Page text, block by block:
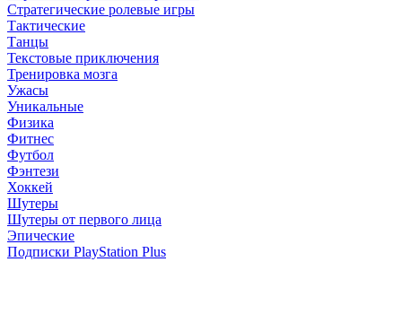
Стратегические ролевые игры
Тактические
Танцы
Текстовые приключения
Тренировка мозга
Ужасы
Уникальные
Физика
Фитнес
Футбол
Фэнтези
Хоккей
Шутеры
Шутеры от первого лица
Эпические
Подписки PlayStation Plus